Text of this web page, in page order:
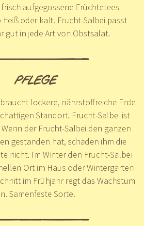
aufgegossene Früchtetees
heiß oder kalt. Frucht-Salbei passt
gut in jede Art von Obstsalat.
PFLEGE
lockere, nährstoffreiche Erde
Standort. Frucht-Salbei ist
der Frucht-Salbei den ganzen
gestanden hat, schaden ihm die
nicht. Im Winter den Frucht-Salbei
Ort im Haus oder Wintergarten
im Frühjahr regt das Wachstum
Samenfeste Sorte.